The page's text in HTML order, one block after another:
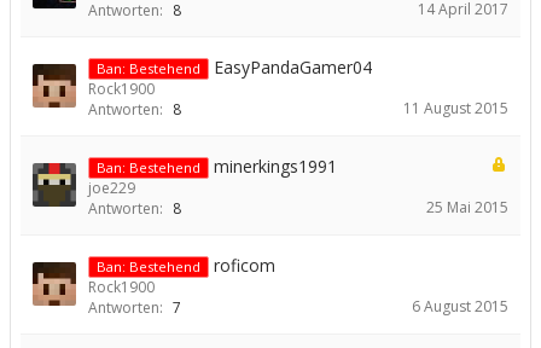
Antworten: 8 14 April 2017
Ban: Bestehend EasyPandaGamer04
Rock1900
Antworten: 8 11 August 2015
Ban: Bestehend minerkings1991
joe229
Antworten: 8 25 Mai 2015
Ban: Bestehend roficom
Rock1900
Antworten: 7 6 August 2015